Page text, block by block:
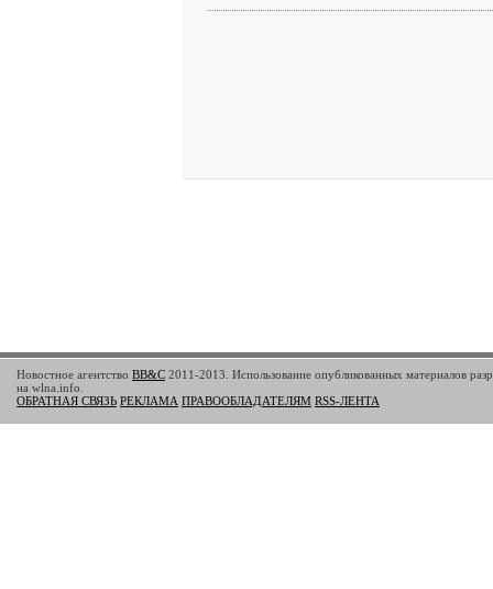
Новостное агентство BB&C 2011-2013. Использование опубликованных материалов
на wlna.info.
ОБРАТНАЯ СВЯЗЬ РЕКЛАМА ПРАВООБЛАДАТЕЛЯМ RSS-ЛЕНТА